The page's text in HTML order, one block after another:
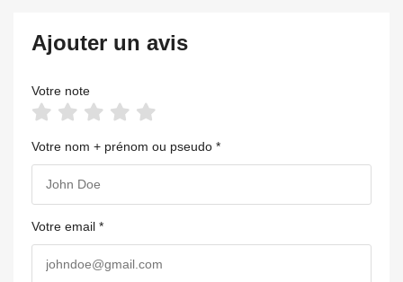
Ajouter un avis
Votre note
Votre nom + prénom ou pseudo *
Votre email *